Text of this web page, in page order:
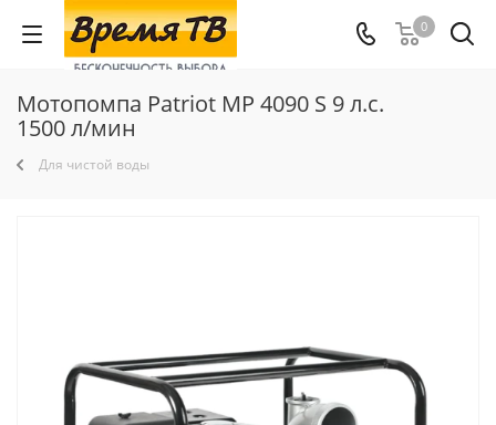
0
Мотопомпа Patriot MP 4090 S 9 л.с.
1500 л/мин
Для чистой воды